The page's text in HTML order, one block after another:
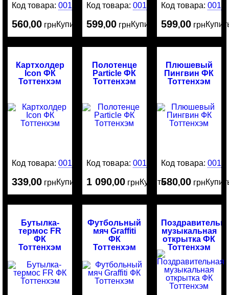
Код товара:0015898
560,00 грнКупить
Код товара:0015891
599,00 грнКупить
Код товара:
599,00 грн
Картхолдер
Icon ФК
Тоттенхэм
Код товара:0015853
339,00 грнКупить
Полотенце
Particle ФК
Тоттенхэм
Код товара:0015838
1 090,00 грнКупить
Плюшевый
Пингвин ФК
Тоттенхэм
Код товара:
580,00 грн
Бутылка-
термос FR
ФК
Тоттенхэм
Футбольный
мяч Graffiti
ФК
Тоттенхэм
музыкальная
открытка ФК
Тоттенхэм